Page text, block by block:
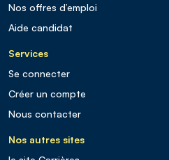
Nos offres d’emploi
Aide candidat
Services
Se connecter
Créer un compte
Nous contacter
Nos autres sites